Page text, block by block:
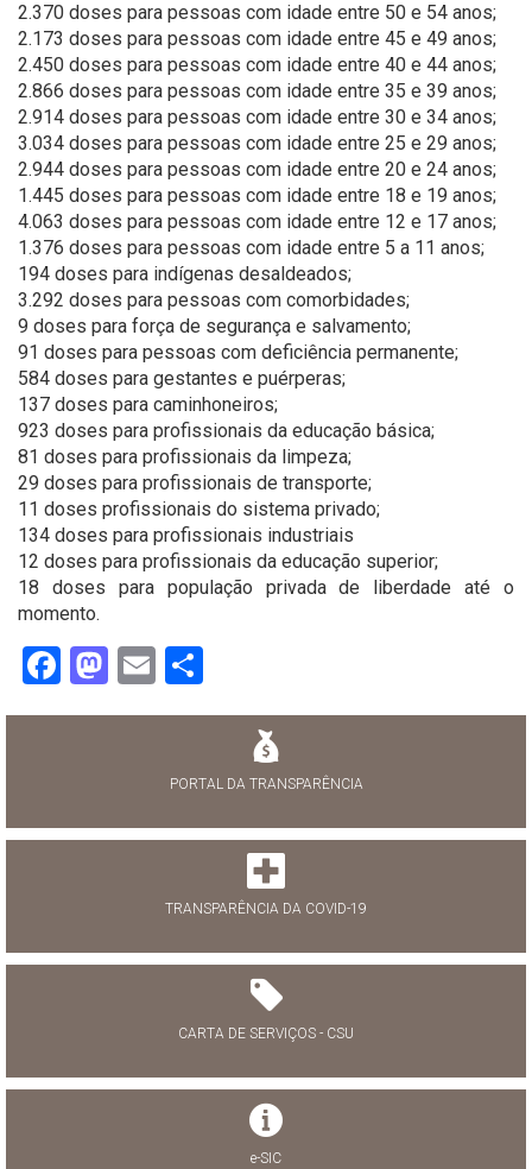
2.370 doses para pessoas com idade entre 50 e 54 anos;
2.173 doses para pessoas com idade entre 45 e 49 anos;
2.450 doses para pessoas com idade entre 40 e 44 anos;
2.866 doses para pessoas com idade entre 35 e 39 anos;
2.914 doses para pessoas com idade entre 30 e 34 anos;
3.034 doses para pessoas com idade entre 25 e 29 anos;
2.944 doses para pessoas com idade entre 20 e 24 anos;
1.445 doses para pessoas com idade entre 18 e 19 anos;
4.063 doses para pessoas com idade entre 12 e 17 anos;
1.376 doses para pessoas com idade entre 5 a 11 anos;
194 doses para indígenas desaldeados;
3.292 doses para pessoas com comorbidades;
9 doses para força de segurança e salvamento;
91 doses para pessoas com deficiência permanente;
584 doses para gestantes e puérperas;
137 doses para caminhoneiros;
923 doses para profissionais da educação básica;
81 doses para profissionais da limpeza;
29 doses para profissionais de transporte;
11 doses profissionais do sistema privado;
134 doses para profissionais industriais
12 doses para profissionais da educação superior;
18 doses para população privada de liberdade até o
momento.
Facebook
Mastodon
Email
PORTAL DA TRANSPARÊNCIA
TRANSPARÊNCIA DA COVID-19
CARTA DE SERVIÇOS - CSU
e-SIC